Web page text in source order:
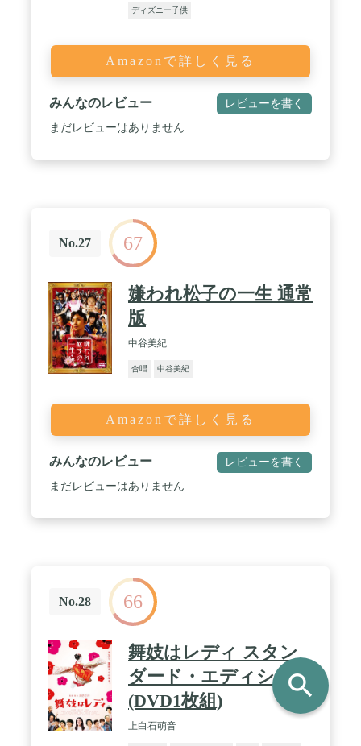
ディズニー子供
Amazonで詳しく見る
みんなのレビュー レビューを書く
まだレビューはありません
No.27 67
嫌われ松子の一生 通常
版
中谷美紀
合唱 中谷美紀
Amazonで詳しく見る
みんなのレビュー レビューを書く
まだレビューはありません
No.28 66
舞妓はレディ スタン
ダード・エディション
(DVD1枚組)
上白石萌音
search